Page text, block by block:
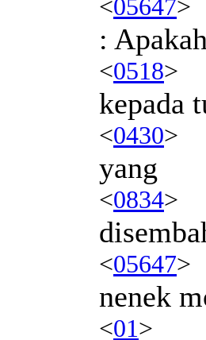
<05647>
: Apakah
<0518>
kepada
<0430>
yang
<0834>
<05647>
nenek
<01>